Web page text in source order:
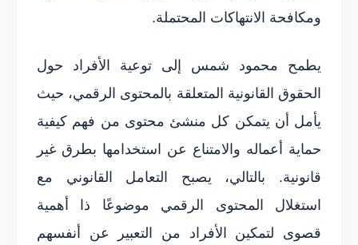
ومكافحة الانتهاكات المحتملة.
يطمح محمود شمس إلى توعية الأفراد حول
الحقوق القانونية المتعلقة بالمحتوى الرقمي، حيث
يأمل أن يتمكن كل منشئ محتوى من فهم كيفية
حماية أعماله والامتناع عن استخدامها بطرق غير
قانونية. بالتالي، يصبح التعامل القانوني مع
استغلال المحتوى الرقمي موضوعًا ذا أهمية
قصوى لتمكين الأفراد من التعبير عن أنفسهم